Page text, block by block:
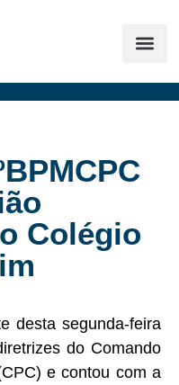
Colégio
desta segunda-feira
do Comando
e contou com a